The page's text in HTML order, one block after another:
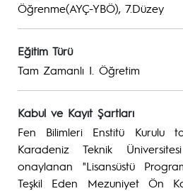
Öğrenme(AYÇ-YBÖ), 7.Düzey
Eğitim Türü
Tam Zamanlı I. Öğretim
Kabul ve Kayıt Şartları
Fen Bilimleri Enstitü Kurulu
Karadeniz Teknik
onaylanan "Lisansüstü
Teşkil Eden Mezuniyet Ön